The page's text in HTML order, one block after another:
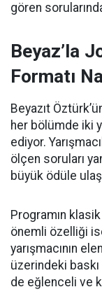
gören
Beyaz’la
Formatı
Beyazıt
her bölümde iki
ediyor.
ölçen soruları
büyük ödüle
Programın
önemli özelliği
yarışmacının
üzerindeki
de eğlenceli ve